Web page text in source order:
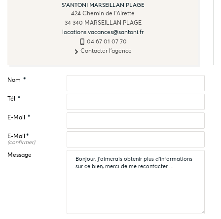
S'ANTONI MARSEILLAN PLAGE
424 Chemin de l'Airette
34 340 MARSEILLAN PLAGE
locations.vacances@santoni.fr
04 67 01 07 70
Contacter l'agence
Nom *
Tél *
E-Mail *
E-Mail *
(confirmer)
Message